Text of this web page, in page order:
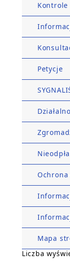
Kontrole
Petycje
Mapa
Liczba